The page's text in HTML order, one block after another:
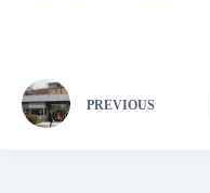
PREVIOUS